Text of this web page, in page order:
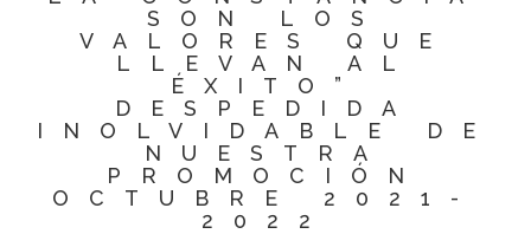
SON LOS
VALORES QUE
LLEVAN AL
ÉXITO”
DESPEDIDA
INOLVIDABLE DE
NUESTRA
PROMOCIÓN
OCTUBRE 2021-
2022